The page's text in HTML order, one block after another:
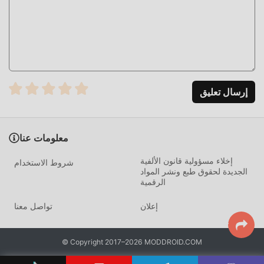
1.5.5 في حزمة تثبيت moddroid بنقرة واحدة ، وهناك المزيد من
ألعاب mod الشائعة المجانية في انتظار لتلعب ، ماذا تنتظر ، قم
بتنزيله الآن!
إرسال تعليق
معلومات عنا
شروط الاستخدام
إخلاء مسؤولية قانون الألفية
الجديدة لحقوق طبع ونشر المواد
الرقمية
تواصل معنا إعلان
© Copyright 2017–2026 MODDROID.COM